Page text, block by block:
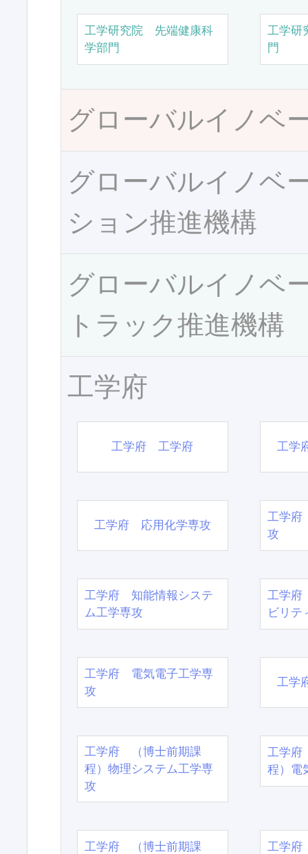
工学研究院 先端健康科
学部門
工学研
門
グローバルイノベ
グローバルイノベ
ション推進機構
グローバルイノベ
トラック推進機構
工学府
工学府 工学府 工学
工学府 応用化学専攻
工学府
攻
工学府 知能情報システ
ム工学専攻
工学府
ビリテ
工学府 電気電子工学専
攻
工学
工学府 （博士前期課
程）物理システム工学専
攻
工学
程）電
工学府 （博士前期課
工学